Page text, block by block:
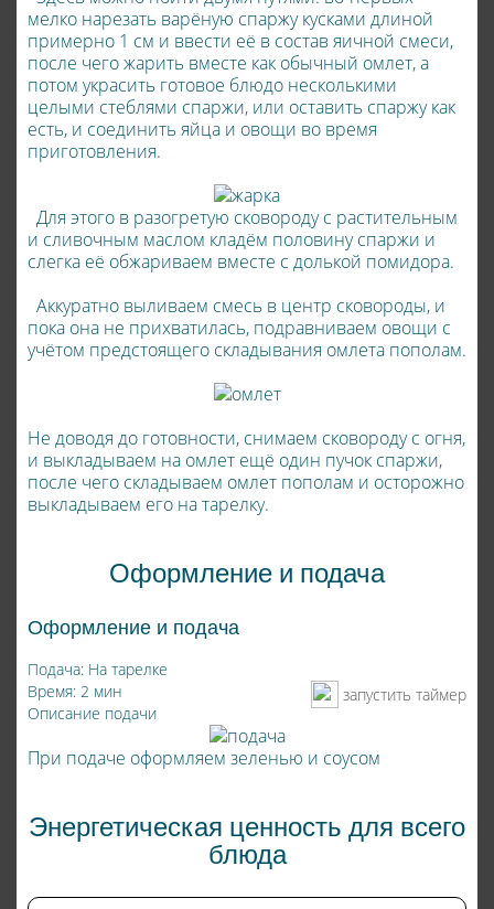
мелко нарезать варёную спаржу кусками длиной
примерно 1 см и ввести её в состав яичной смеси,
после чего жарить вместе как обычный омлет, а
потом украсить готовое блюдо несколькими
целыми стеблями спаржи, или оставить спаржу как
есть, и соединить яйца и овощи во время
приготовления.
Для этого в разогретую сковороду с растительным
и сливочным маслом кладём половину спаржи и
слегка её обжариваем вместе с долькой помидора.
Аккуратно выливаем смесь в центр сковороды, и
пока она не прихватилась, подравниваем овощи с
учётом предстоящего складывания омлета пополам.
Не доводя до готовности, снимаем сковороду с огня,
и выкладываем на омлет ещё один пучок спаржи,
после чего складываем омлет пополам и осторожно
выкладываем его на тарелку.
Оформление и подача
Оформление и подача
Подача: На тарелке
Время: 2 мин
запустить таймер
Описание подачи
При подаче оформляем зеленью и соусом
Энергетическая ценность для всего
блюда